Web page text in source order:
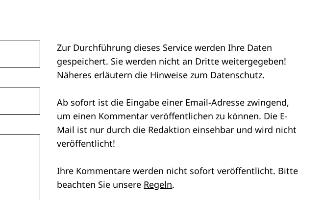
Zur Durchführung dieses Service werden Ihre Daten
gespeichert. Sie werden nicht an Dritte weitergegeben!
Näheres erläutern die Hinweise zum Datenschutz.
Ab sofort ist die Eingabe einer Email-Adresse zwingend,
um einen Kommentar veröffentlichen zu können. Die E-
Mail ist nur durch die Redaktion einsehbar und wird nicht
veröffentlicht!
Ihre Kommentare werden nicht sofort veröffentlicht. Bitte
beachten Sie unsere Regeln.